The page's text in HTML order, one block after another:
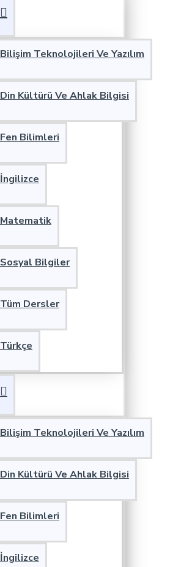
Bilişim Teknolojileri Ve Yazılım
Din Kültürü Ve Ahlak Bilgisi
Fen Bilimleri
İngilizce
Matematik
Sosyal Bilgiler
Tüm Dersler
Türkçe
Bilişim Teknolojileri Ve Yazılım
Din Kültürü Ve Ahlak Bilgisi
Fen Bilimleri
İngilizce